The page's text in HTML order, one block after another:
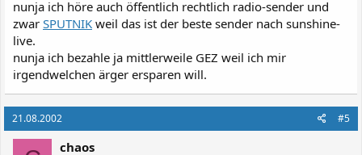
nunja ich höre auch öffentlich rechtlich radio-sender und
zwar SPUTNIK weil das ist der beste sender nach sunshine-
live.
nunja ich bezahle ja mittlerweile GEZ weil ich mir
irgendwelchen ärger ersparen will.
21.08.2002 #5
chaos